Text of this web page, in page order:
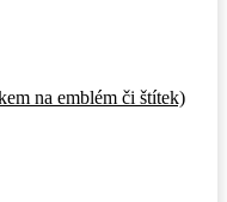
na emblém či štítek)